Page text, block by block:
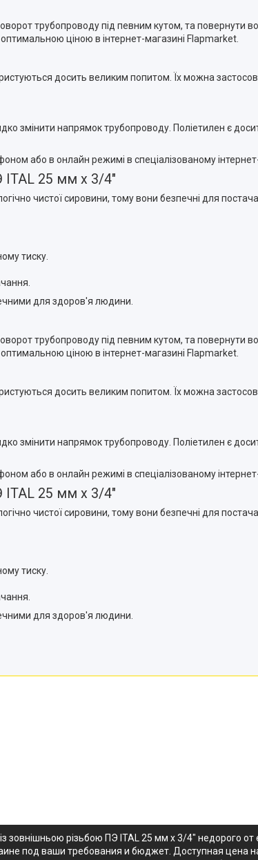
трубопроводу під певним кутом, та повернути
ціною в інтернет-магазині Flapmarket.
досить великим попитом. Їх можна
змінити напрямок трубопроводу. Поліетилен є
або в онлайн режимі в спеціалізованому
ITAL 25 мм х 3/4"
чистої сировини, тому вони безпечні для
тиску.
для здоров'я людини.
трубопроводу під певним кутом, та повернути
ціною в інтернет-магазині Flapmarket.
досить великим попитом. Їх можна
змінити напрямок трубопроводу. Поліетилен є
або в онлайн режимі в спеціалізованому
ITAL 25 мм х 3/4"
чистої сировини, тому вони безпечні для
тиску.
для здоров'я людини.
зовнішньою різьбою ПЭ ITAL 25 мм х 3/4" недорого
под ваши требования и бюджет. Доступная цена